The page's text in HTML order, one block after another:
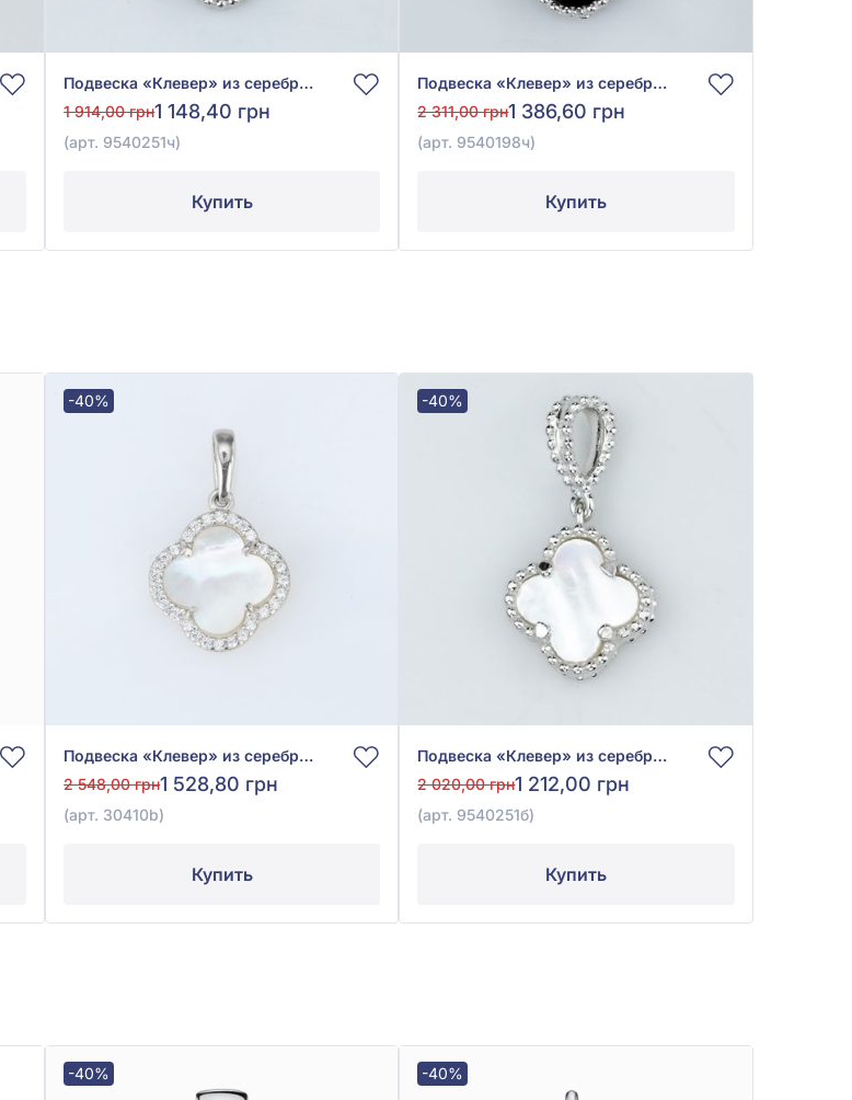
Подвеска «Клевер» из серебра 925° с чёрным ониксом, арт. 9540251ч
1 914,00 грн1 148,40 грн
(арт. 9540251ч)
Купить
Подвеска «Клевер» из серебра 925° с чёрным ониксом, арт. 9540198ч
2 311,00 грн1 386,60 грн
(арт. 9540198ч)
Купить
-40%
Подвеска «Клевер» из серебра 925° с фианитом и перламутром, арт. 30410b
2 548,00 грн1 528,80 грн
(арт. 30410b)
Купить
-40%
Подвеска «Клевер» из серебра 925° с перламутром, арт. 9540251б
2 020,00 грн1 212,00 грн
(арт. 9540251б)
Купить
-40% -40%